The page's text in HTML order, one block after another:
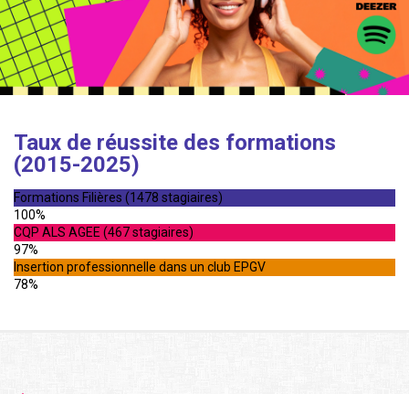
Taux de réussite des formations
(2015-2025)
Formations Filières (1478 stagiaires)
100%
CQP ALS AGEE (467 stagiaires)
97%
Insertion professionnelle dans un club EPGV
78%